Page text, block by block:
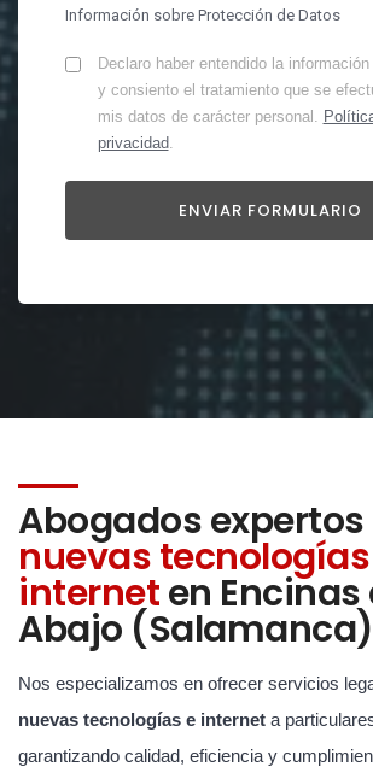
Información sobre Protección de Datos
Declaro haber entendido la
y consiento el tratamiento que se
mis datos de carácter personal.
privacidad.
Abogados expertos
nuevas
interneten Encinas
Abajo (Salamanca)
Nos especializamos en ofrecer servicios
nuevas tecnologías e internet a
garantizando calidad, eficiencia y